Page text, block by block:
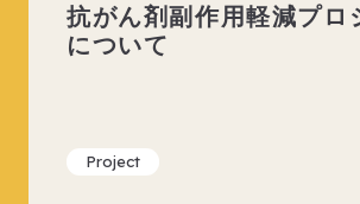
抗がん剤副作用軽減プロ
について
Project